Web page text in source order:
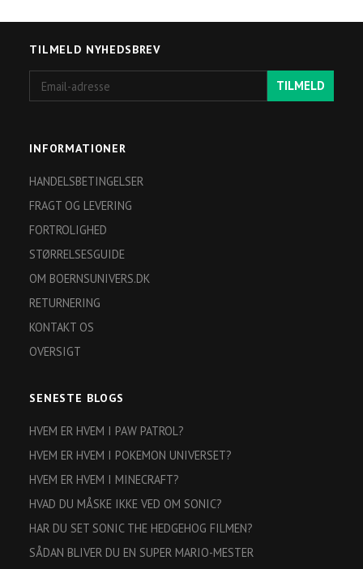
TILMELD NYHEDSBREV
adresse
TILMELD
INFORMATIONER
HANDELSBETINGELSER
FRAGT OG LEVERING
FORTROLIGHED
STØRRELSESGUIDE
OM BOERNSUNIVERS.DK
RETURNERING
KONTAKT OS
OVERSIGT
SENESTE BLOGS
HVEM ER HVEM I PAW PATROL?
HVEM ER HVEM I POKEMON UNIVERSET?
HVEM ER HVEM I MINECRAFT?
HVAD DU MÅSKE IKKE VED OM SONIC?
HAR DU SET SONIC THE HEDGEHOG FILMEN?
SÅDAN BLIVER DU EN SUPER MARIO-MESTER